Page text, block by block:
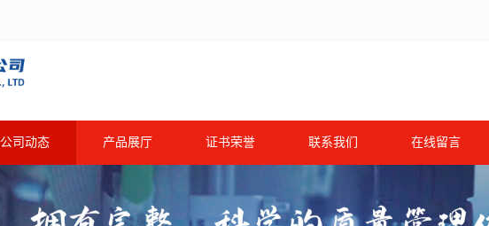
公司动态 产品展厅 证书荣誉 联系我们 在线留言